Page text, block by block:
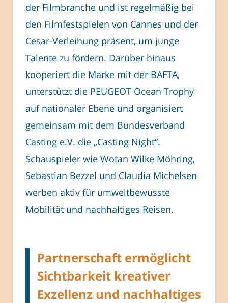
der Filmbranche und ist regelmäßig bei
den Filmfestspielen von Cannes und der
Cesar-Verleihung präsent, um junge
Talente zu fördern. Darüber hinaus
kooperiert die Marke mit der BAFTA,
unterstützt die PEUGEOT Ocean Trophy
auf nationaler Ebene und organisiert
gemeinsam mit dem Bundesverband
Casting e.V. die „Casting Night“.
Schauspieler wie Wotan Wilke Möhring,
Sebastian Bezzel und Claudia Michelsen
werben aktiv für umweltbewusste
Mobilität und nachhaltiges Reisen.
Partnerschaft ermöglicht
Sichtbarkeit kreativer
Exzellenz und nachhaltiges